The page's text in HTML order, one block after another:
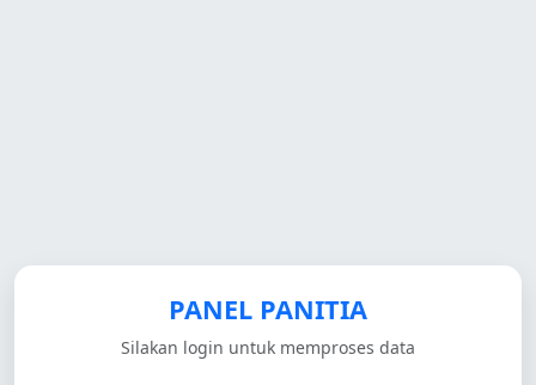
PANEL PANITIA
Silakan login untuk memproses data